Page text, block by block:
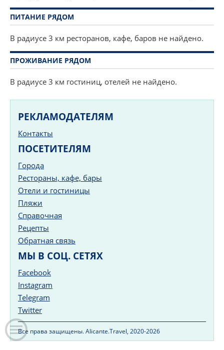
ПИТАНИЕ РЯДОМ
В радиусе 3 км ресторанов, кафе, баров не найдено.
ПРОЖИВАНИЕ РЯДОМ
В радиусе 3 км гостиниц, отелей не найдено.
РЕКЛАМОДАТЕЛЯМ
Контакты
ПОСЕТИТЕЛЯМ
Города
Рестораны, кафе, бары
Отели и гостиницы
Пляжи
Справочная
Рецепты
Обратная связь
МЫ В СОЦ. СЕТЯХ
Facebook
Instagram
Telegram
Twitter
Все права защищены. Alicante.Travel, 2020-2026